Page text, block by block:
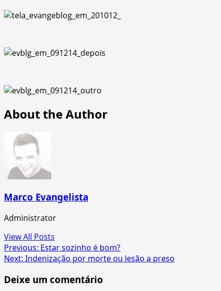
About the Author
Marco Evangelista
Administrator
View All Posts
Post
navigation
Previous: Estar sozinho é bom?
Next: Indenização por morte ou lesão a preso
Deixe um comentário